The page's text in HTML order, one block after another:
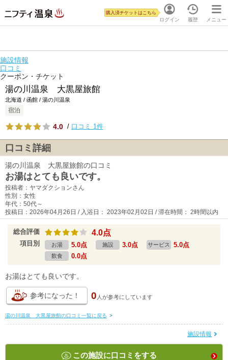
ログイン
購入済チケットはこちら
履歴 メニュー
施設情報
口コミ
クーポン・チケット
湯の川温泉 大黒屋旅館
北海道 / 函館 / 湯の川温泉
宿泊
4.0 / 口コミ 1件
口コミ詳細
湯の川温泉 大黒屋旅館の口コミ
お湯はとても良いです。
投稿者：ヤマダクションさん
性別：女性
年代：50代～
投稿日：2026年04月26日 / 入浴日： 2023年02月02日 / 滞在時間： 2時間以内
総合評価 4.0点
項目別 お湯 5.0点 施設 3.0点 サービス 5.0点
飲食 0.0点
お湯はとても良いです。
参考になった！ 0 人が参考にしています
湯の川温泉 大黒屋旅館の口コミ一覧に戻る >
施設情報
この施設に口コミをする